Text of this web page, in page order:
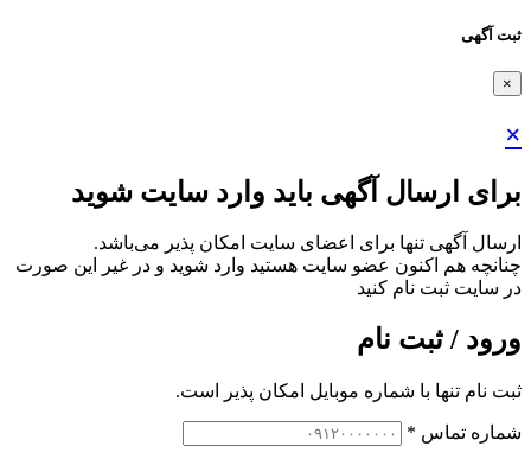
ثبت آگهی
×
×
برای ارسال آگهی باید وارد سایت شوید
ارسال آگهی تنها برای اعضای سایت امکان پذیر می‌باشد.
چنانچه هم‌ اکنون عضو سایت هستید وارد شوید و در غیر این صورت
در سایت ثبت نام کنید
ورود / ثبت نام
ثبت نام تنها با شماره موبایل امکان پذیر است.
شماره تماس *